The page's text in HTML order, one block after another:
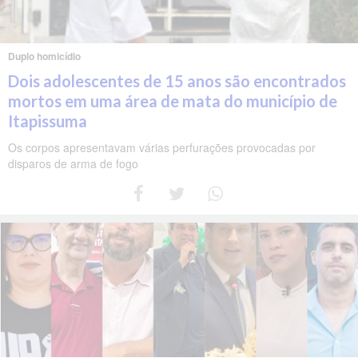
Duplo homicídio
Dois adolescentes de 15 anos são encontrados
mortos em uma área de mata do município de
Itapissuma
Os corpos apresentavam várias perfurações provocadas por
disparos de arma de fogo